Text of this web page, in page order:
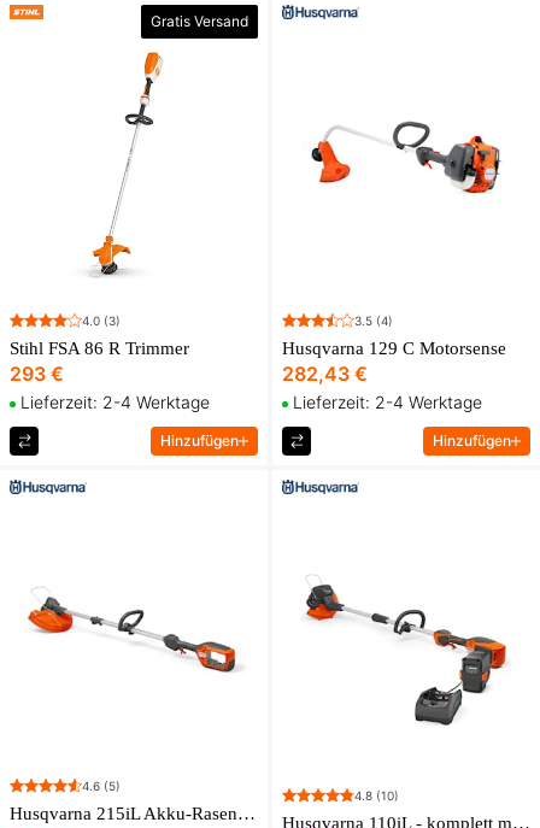
Gratis Versand
4.0 (3)
Stihl FSA 86 R Trimmer
293 €
Lieferzeit: 2-4 Werktage
Hinzufügen
3.5 (4)
Husqvarna 129 C Motorsense
282,43 €
Lieferzeit: 2-4 Werktage
Hinzufügen
4.6 (5)
Husqvarna 215iL Akku-Rasentrimmer (ohne Akku und Ladegerät)
4.8 (10)
Husqvarna 110iL - komplett mit Batterie und Ladegerät